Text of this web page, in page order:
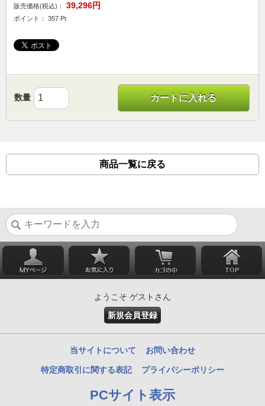
販売価格(税込)： 39,296円
ポイント： 357 Pt
数量 カートに入れる
商品一覧に戻る
ようこそ ゲストさん
新規会員登録
当サイトについて お問い合わせ
特定商取引に関する表記 プライバシーポリシー
PCサイト表示